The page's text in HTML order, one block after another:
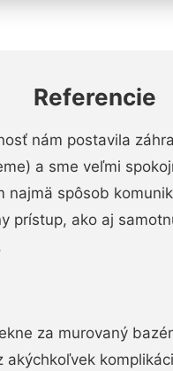
Referencie
nám postavila
a sme veľmi
najmä spôsob
prístup, ako aj
za murovaný
akýchkoľvek